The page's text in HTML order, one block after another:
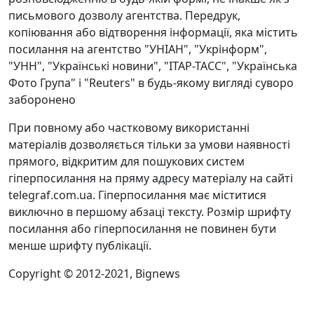
письмового дозволу агентства. Передрук,
копіювання або відтворення інформації, яка містить
посилання на агентство "УНІАН", "Укрінформ",
"УНН", "Українські новини", "ІТАР-ТАСС", "Українська
Фото Група" і "Reuters" в будь-якому вигляді суворо
заборонено
При повному або частковому використанні
матеріалів дозволяється тільки за умови наявності
прямого, відкритим для пошукових систем
гіперпосилання на пряму адресу матеріалу на сайті
telegraf.com.ua. Гіперпосилання має міститися
виключно в першому абзаці тексту. Розмір шрифту
посилання або гіперпосилання не повинен бути
менше шрифту публікації.
Copyright © 2012-2021, Bignews